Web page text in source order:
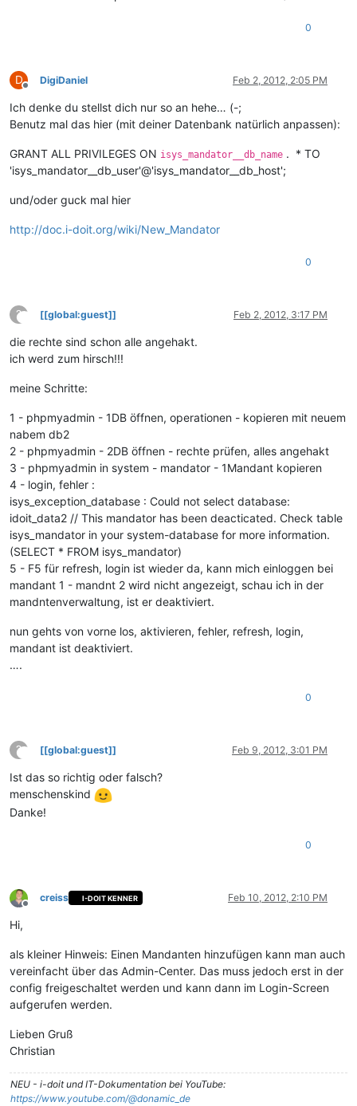
0
D
Offline
DigiDaniel Feb 2, 2012, 2:05 PM
Ich denke du stellst dich nur so an hehe… (-;
Benutz mal das hier (mit deiner Datenbank natürlich anpassen):
GRANT ALL PRIVILEGES ON isys_mandator__db_name . * TO
'isys_mandator__db_user'@'isys_mandator__db_host';
und/oder guck mal hier
http://doc.i-doit.org/wiki/New_Mandator
0
?
This user is from outside of this forum
[[global:guest]] Feb 2, 2012, 3:17 PM
die rechte sind schon alle angehakt.
ich werd zum hirsch!!!
meine Schritte:
1 - phpmyadmin - 1DB öffnen, operationen - kopieren mit neuem
nabem db2
2 - phpmyadmin - 2DB öffnen - rechte prüfen, alles angehakt
3 - phpmyadmin in system - mandator - 1Mandant kopieren
4 - login, fehler :
isys_exception_database : Could not select database:
idoit_data2 // This mandator has been deacticated. Check table
isys_mandator in your system-database for more information.
(SELECT * FROM isys_mandator)
5 - F5 für refresh, login ist wieder da, kann mich einloggen bei
mandant 1 - mandnt 2 wird nicht angezeigt, schau ich in der
mandntenverwaltung, ist er deaktiviert.
nun gehts von vorne los, aktivieren, fehler, refresh, login,
mandant ist deaktiviert.
….
0
?
This user is from outside of this forum
[[global:guest]] Feb 9, 2012, 3:01 PM
Ist das so richtig oder falsch?
menschenskind
Danke!
0
Offline
creiss I-DOIT KENNER Feb 10, 2012, 2:10 PM
Hi,
als kleiner Hinweis: Einen Mandanten hinzufügen kann man auch
vereinfacht über das Admin-Center. Das muss jedoch erst in der
config freigeschaltet werden und kann dann im Login-Screen
aufgerufen werden.
Lieben Gruß
Christian
NEU - i-doit und IT-Dokumentation bei YouTube:
https://www.youtube.com/@donamic_de